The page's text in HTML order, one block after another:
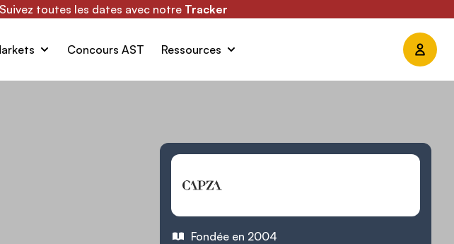
toutes les dates avec notre Tracker
Concours AST Ressources
Fondée en 2004